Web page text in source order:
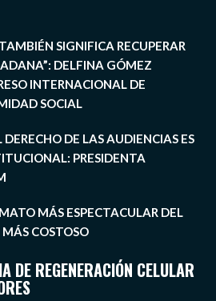
SIGNIFICA RECUPERAR
DELFINA GÓMEZ
INTERNACIONAL DE
SOCIAL
DE LAS AUDIENCIAS ES
PRESIDENTA
MÁS ESPECTACULAR DEL
COSTOSO
DE REGENERACIÓN CELULAR